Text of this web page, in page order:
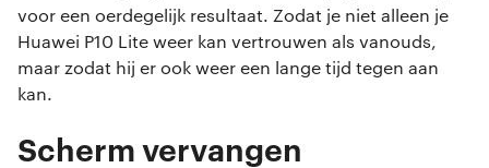
voor een oerdegelijk resultaat. Zodat je niet alleen je
Huawei P10 Lite weer kan vertrouwen als vanouds,
maar zodat hij er ook weer een lange tijd tegen aan
kan.
Scherm vervangen